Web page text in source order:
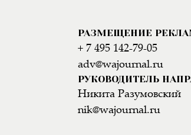
РАЗМЕЩЕНИЕ
+ 7 495 142-79-05
adv@wajournal.ru
РУКОВОДИТЕЛЬ
Никита Разумовский
nik@wajournal.ru